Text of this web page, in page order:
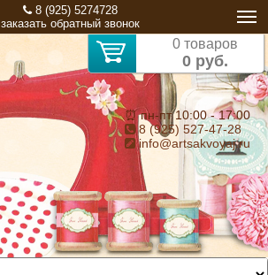
8 (925) 5274728
заказать обратный звонок
0 товаров
0 руб.
⏰ пн-пт 10:00 - 17:00
8 (925) 527-47-28
info@artsakvoyaj.ru